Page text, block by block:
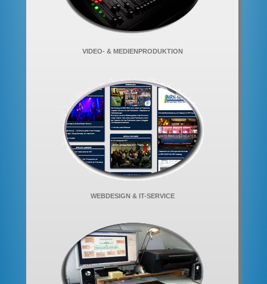
VIDEO- & MEDIENPRODUKTION
WEBDESIGN & IT-SERVICE